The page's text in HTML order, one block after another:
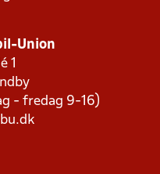
Union
1
- fredag 9-16)